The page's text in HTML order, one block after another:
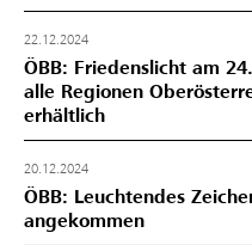
22.12.2024
ÖBB: Friedenslicht am
alle Regionen
erhältlich
20.12.2024
ÖBB: Leuchtendes
angekommen